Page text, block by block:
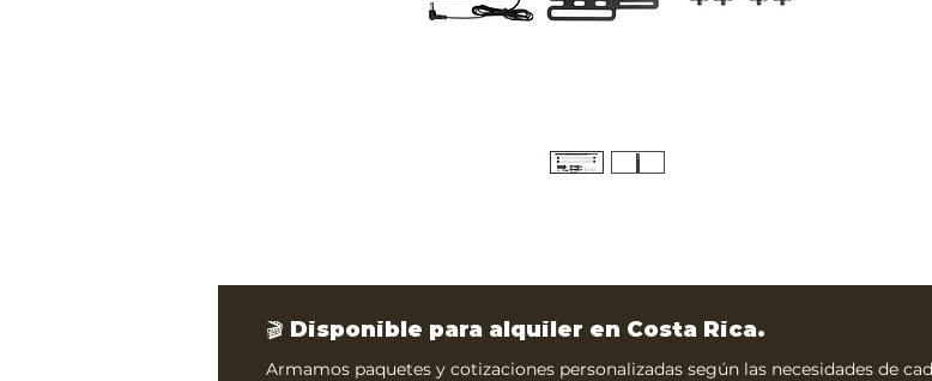
🎬 Disponible para alquiler en Costa Rica.
Armamos paquetes y cotizaciones personalizadas según las necesidades de